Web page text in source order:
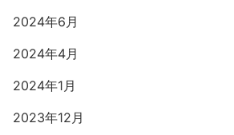
2024年6月
2024年4月
2024年1月
2023年12月